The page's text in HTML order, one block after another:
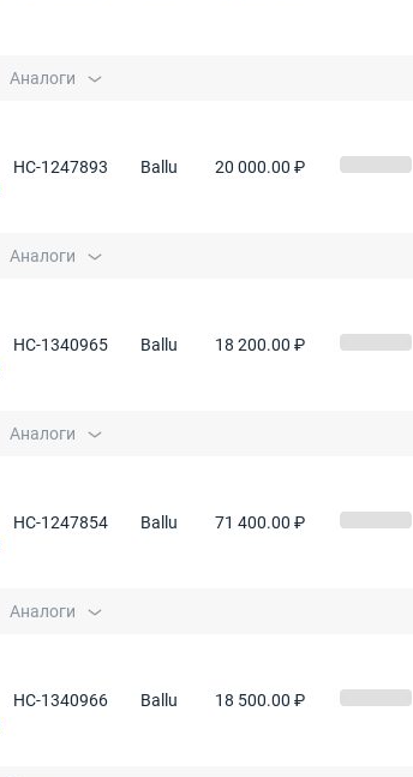
Аналоги
НС-1247893 Ballu 20 000.00 ₽
Аналоги
НС-1340965 Ballu 18 200.00 ₽
Аналоги
НС-1247854 Ballu 71 400.00 ₽
Аналоги
НС-1340966 Ballu 18 500.00 ₽